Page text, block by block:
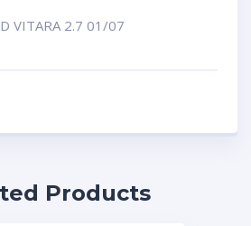
VITARA 2.7 01/07
Products